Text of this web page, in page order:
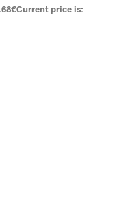
€Current price is: